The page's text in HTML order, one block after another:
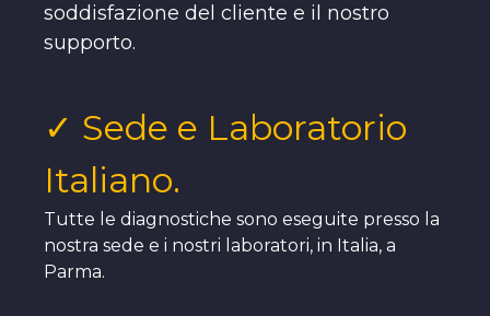
soddisfazione del cliente e il nostro
supporto.
✓ Sede e Laboratorio
Italiano.
Tutte le diagnostiche sono eseguite presso la
nostra sede e i nostri laboratori, in Italia, a
Parma.